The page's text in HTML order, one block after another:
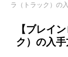
ラ（トラック）の
【ブレイ
ク）の入手